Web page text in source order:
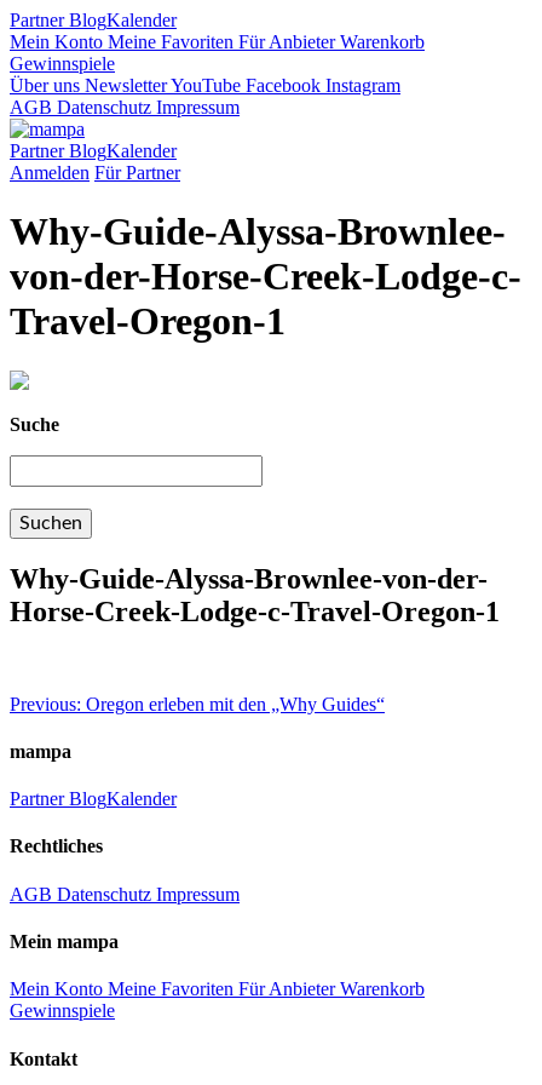
PartnerBlogKalender
Mein Konto Meine Favoriten Für AnbieterWarenkorb
Gewinnspiele
Über uns NewsletterYouTube Facebook Instagram
AGB Datenschutz Impressum
PartnerBlogKalender
Anmelden Für Partner
Why-Guide-Alyssa-Brownlee-
von-der-Horse-Creek-Lodge-c-
Travel-Oregon-1
Suche
Why-Guide-Alyssa-Brownlee-von-der-
Horse-Creek-Lodge-c-Travel-Oregon-1
Beitragsnavigation
Previous: Oregon erleben mit den „Why Guides“
mampa
PartnerBlogKalender
Rechtliches
AGB Datenschutz Impressum
Mein mampa
Mein Konto Meine Favoriten Für AnbieterWarenkorb
Gewinnspiele
Kontakt